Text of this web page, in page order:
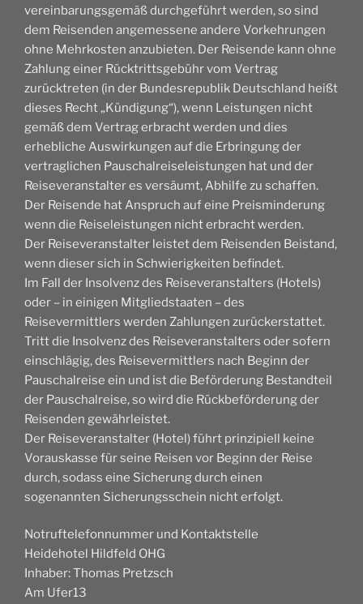
vereinbarungsgemäß durchgeführt werden, so sind
dem Reisenden angemessene andere Vorkehrungen
ohne Mehrkosten anzubieten. Der Reisende kann ohne
Zahlung einer Rücktrittsgebühr vom Vertrag
zurücktreten (in der Bundesrepublik Deutschland heißt
dieses Recht „Kündigung“), wenn Leistungen nicht
gemäß dem Vertrag erbracht werden und dies
erhebliche Auswirkungen auf die Erbringung der
vertraglichen Pauschalreiseleistungen hat und der
Reiseveranstalter es versäumt, Abhilfe zu schaffen.
Der Reisende hat Anspruch auf eine Preisminderung
wenn die Reiseleistungen nicht erbracht werden.
Der Reiseveranstalter leistet dem Reisenden Beistand,
wenn dieser sich in Schwierigkeiten befindet.
Im Fall der Insolvenz des Reiseveranstalters (Hotels)
oder – in einigen Mitgliedstaaten – des
Reisevermittlers werden Zahlungen zurückerstattet.
Tritt die Insolvenz des Reiseveranstalters oder sofern
einschlägig, des Reisevermittlers nach Beginn der
Pauschalreise ein und ist die Beförderung Bestandteil
der Pauschalreise, so wird die Rückbeförderung der
Reisenden gewährleistet.
Der Reiseveranstalter (Hotel) führt prinzipiell keine
Vorauskasse für seine Reisen vor Beginn der Reise
durch, sodass eine Sicherung durch einen
sogenannten Sicherungsschein nicht erfolgt.
Notruftelefonnummer und Kontaktstelle
Heidehotel Hildfeld OHG
Inhaber: Thomas Pretzsch
Am Ufer13